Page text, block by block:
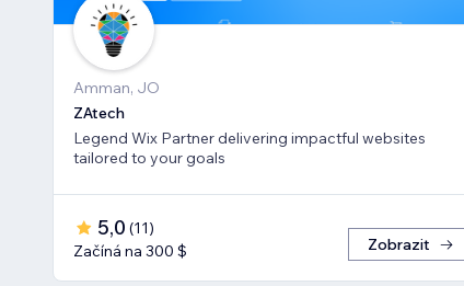
Amman, JO
ZAtech
Legend Wix Partner delivering impactful websites
tailored to your goals
5,0 (11)
Začíná na 300 $
Zobrazit